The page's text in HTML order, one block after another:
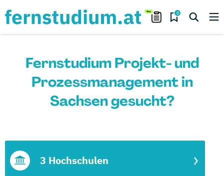
0
Fernstudium Projekt- und
Prozessmanagement in
Sachsen gesucht?
3 Hochschulen